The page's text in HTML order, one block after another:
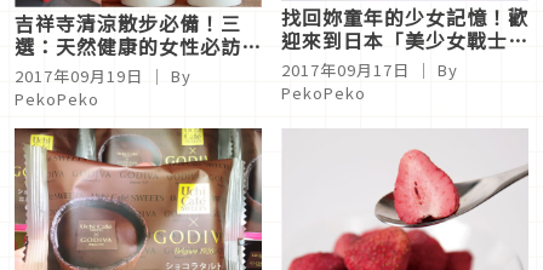
吉祥寺清涼散步必備！三
選：天然健康的女性必訪冰
淇淋店
2017年09月19日
｜ By
PekoPeko
找回妳童年的少女記憶！歡
迎來到日本「美少女戰士咖
啡廳2017」
2017年09月17日
｜ By
PekoPeko